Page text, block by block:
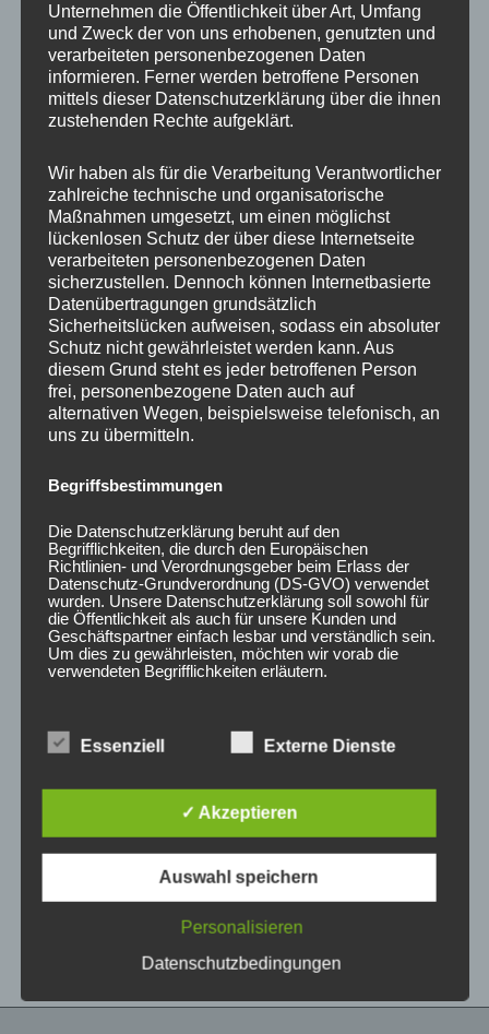
Hinweis Doppellochkreis
Ähnliche Produkte
CONCAVER CVR1
19×8,5 ET45 5×112
Candy Red
Bewertet
von
CONCAVER CVR1
19×8,5 ET45 5×112
Brushed Bronze
von
5
mit
Platinum Black
mit
von
Unternehmen die Öffentlichkeit über Art, Umfang
und Zweck der von uns erhobenen, genutzten und
verarbeiteten personenbezogenen Daten
informieren. Ferner werden betroffene Personen
mittels dieser Datenschutzerklärung über die ihnen
zustehenden Rechte aufgeklärt.
Wir haben als für die Verarbeitung Verantwortlicher
zahlreiche technische und organisatorische
Maßnahmen umgesetzt, um einen möglichst
lückenlosen Schutz der über diese Internetseite
verarbeiteten personenbezogenen Daten
sicherzustellen. Dennoch können Internetbasierte
Datenübertragungen grundsätzlich
Sicherheitslücken aufweisen, sodass ein absoluter
Schutz nicht gewährleistet werden kann. Aus
diesem Grund steht es jeder betroffenen Person
frei, personenbezogene Daten auch auf
alternativen Wegen, beispielsweise telefonisch, an
uns zu übermitteln.
Begriffsbestimmungen
Die Datenschutzerklärung beruht auf den
Begrifflichkeiten, die durch den Europäischen
Richtlinien- und Verordnungsgeber beim Erlass der
Datenschutz-Grundverordnung (DS-GVO) verwendet
wurden. Unsere Datenschutzerklärung soll sowohl für
die Öffentlichkeit als auch für unsere Kunden und
Geschäftspartner einfach lesbar und verständlich sein.
Um dies zu gewährleisten, möchten wir vorab die
verwendeten Begrifflichkeiten erläutern.
unter anderem die folgenden Begriffe:
a) personenbezogene Daten
Personenbezogene Daten sind alle
Informationen, die sich auf eine identifizierte oder
identifizierbare natürliche Person (im Folgenden
„betroffene Person") beziehen. Als identifizierbar
wird eine natürliche Person angesehen, die
direkt oder indirekt, insbesondere mittels
zu einer Kennnummer, zu Standortdaten, zu
Essenziell Externe Dienste
✓ Akzeptieren
Auswahl speichern
Personalisieren
Datenschutzbedingungen